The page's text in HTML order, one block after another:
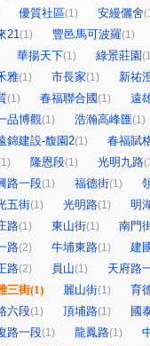
優質社區(1) 安縵儷舍
21(1) 豐邑馬可波羅(1)
華揚天下(1) 綠景莊園
雅(1) 市長家(1)
新祐
(1) 春福聯合國 (1)
遠
品博觀(1) 浩瀚高峰匯(1)
錦建設-馥園2(1)
春福賦
隆恩段(1) 光明九路
路一段(1) 福德街(1)
五街(1) 光明路(1)
明
路(1) 東山街(1)
南門
路(2) 牛埔東路(1)
建
路(2) 員山(1)
天府路
三街(1) 麗山街(1)
育
六段(1) 頂埔路(1)
國
路一段(1) 龍鳳路(1)